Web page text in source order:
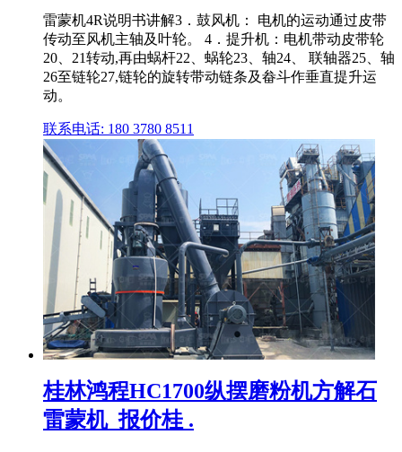
雷蒙机4R说明书讲解3．鼓风机： 电机的运动通过皮带
传动至风机主轴及叶轮。 4．提升机：电机带动皮带轮
20、21转动,再由蜗杆22、蜗轮23、轴24、 联轴器25、轴
26至链轮27,链轮的旋转带动链条及畚斗作垂直提升运
动。
联系电话: 180 3780 8511
桂林鸿程HC1700纵摆磨粉机方解石
雷蒙机_报价桂 .